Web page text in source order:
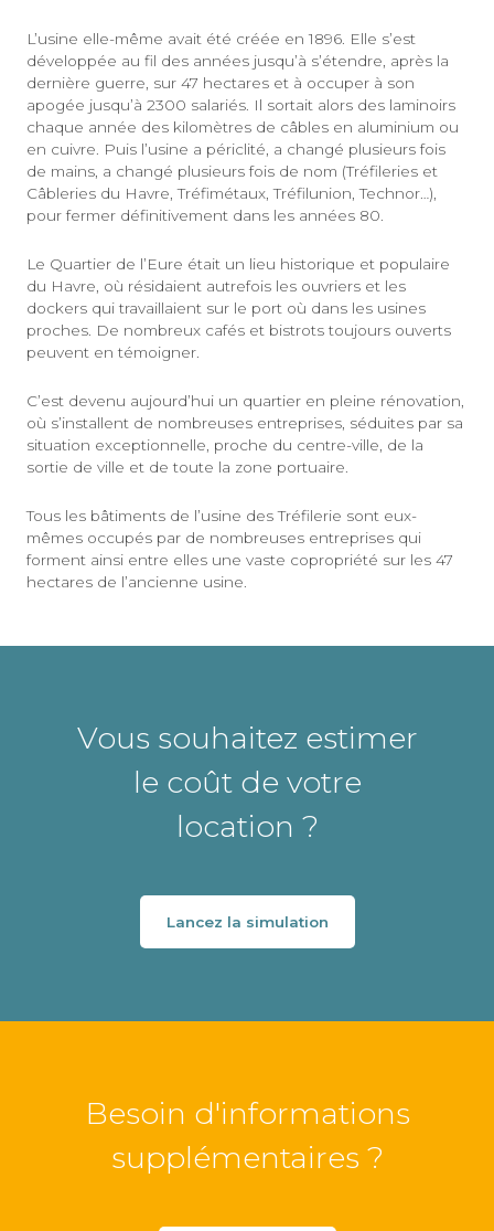
L’usine elle-même avait été créée en 1896. Elle s’est
développée au fil des années jusqu’à s’étendre, après la
dernière guerre, sur 47 hectares et à occuper à son
apogée jusqu’à 2300 salariés. Il sortait alors des laminoirs
chaque année des kilomètres de câbles en aluminium ou
en cuivre. Puis l’usine a périclité, a changé plusieurs fois
de mains, a changé plusieurs fois de nom (Tréfileries et
Câbleries du Havre, Tréfimétaux, Tréfilunion, Technor…),
pour fermer définitivement dans les années 80.
Le Quartier de l’Eure était un lieu historique et populaire
du Havre, où résidaient autrefois les ouvriers et les
dockers qui travaillaient sur le port où dans les usines
proches. De nombreux cafés et bistrots toujours ouverts
peuvent en témoigner.
C’est devenu aujourd’hui un quartier en pleine rénovation,
où s’installent de nombreuses entreprises, séduites par sa
situation exceptionnelle, proche du centre-ville, de la
sortie de ville et de toute la zone portuaire.
Tous les bâtiments de l’usine des Tréfilerie sont eux-
mêmes occupés par de nombreuses entreprises qui
forment ainsi entre elles une vaste copropriété sur les 47
hectares de l’ancienne usine.
Vous souhaitez estimer
le coût de votre
location ?
Lancez la simulation
Besoin d'informations
supplémentaires ?